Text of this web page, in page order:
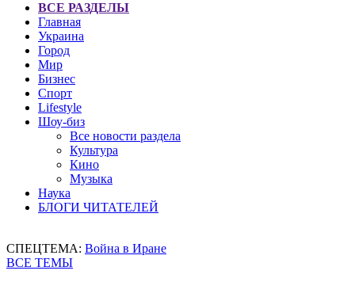
ВСЕ РАЗДЕЛЫ
Главная
Украина
Город
Мир
Бизнес
Спорт
Lifestyle
Шоу-биз
Все новости раздела
Культура
Кино
Музыка
Наука
БЛОГИ ЧИТАТЕЛЕЙ
СПЕЦТЕМА: Война в Иране
ВСЕ ТЕМЫ